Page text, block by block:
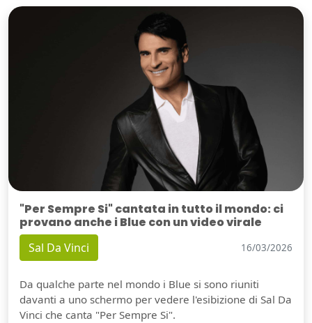
"Per Sempre Si" cantata in tutto il mondo: ci
provano anche i Blue con un video virale
Sal Da Vinci 16/03/2026
Da qualche parte nel mondo i Blue si sono riuniti
davanti a uno schermo per vedere l'esibizione di Sal Da
Vinci che canta "Per Sempre Si".